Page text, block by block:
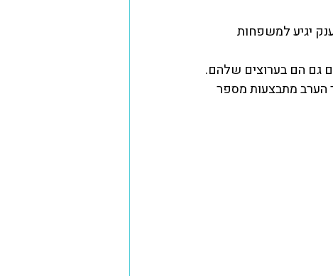
יגיע למשפחות
הערב מתבצעות מספר